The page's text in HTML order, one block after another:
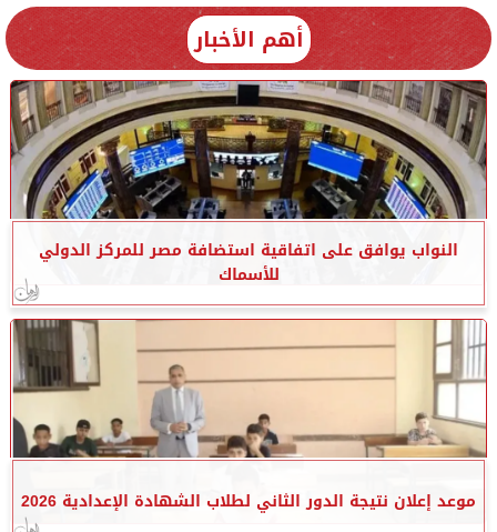
أهم الأخبار
النواب يوافق على اتفاقية استضافة مصر للمركز الدولي
للأسماك
موعد إعلان نتيجة الدور الثاني لطلاب الشهادة الإعدادية 2026